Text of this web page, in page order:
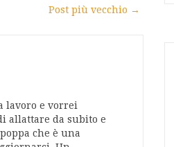
Post più vecchio →
lavoro e vorrei
allattare da subito e
che è una